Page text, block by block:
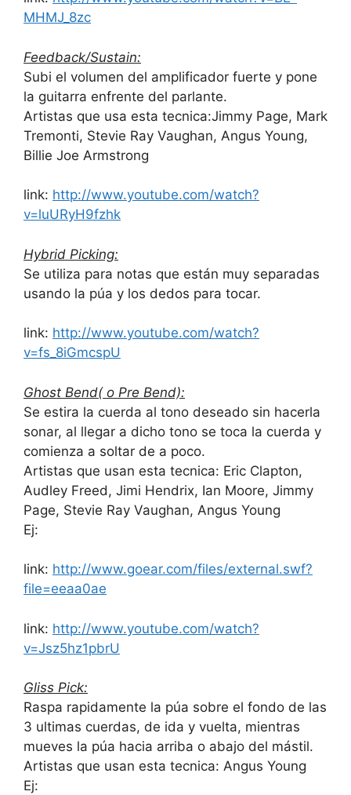
MHMJ_8zc
Feedback/Sustain:
Subi el volumen del amplificador fuerte y pone
la guitarra enfrente del parlante.
Artistas que usa esta tecnica:Jimmy Page, Mark
Tremonti, Stevie Ray Vaughan, Angus Young,
Billie Joe Armstrong
link: http://www.youtube.com/watch?
v=luURyH9fzhk
Hybrid Picking:
Se utiliza para notas que están muy separadas
usando la púa y los dedos para tocar.
link: http://www.youtube.com/watch?
v=fs_8iGmcspU
Ghost Bend( o Pre Bend):
Se estira la cuerda al tono deseado sin hacerla
sonar, al llegar a dicho tono se toca la cuerda y
comienza a soltar de a poco.
Artistas que usan esta tecnica: Eric Clapton,
Audley Freed, Jimi Hendrix, Ian Moore, Jimmy
Page, Stevie Ray Vaughan, Angus Young
Ej:
link: http://www.goear.com/files/external.swf?
file=eeaa0ae
link: http://www.youtube.com/watch?
v=Jsz5hz1pbrU
Gliss Pick:
Raspa rapidamente la púa sobre el fondo de las
3 ultimas cuerdas, de ida y vuelta, mientras
mueves la púa hacia arriba o abajo del mástil.
Artistas que usan esta tecnica: Angus Young
Ej: